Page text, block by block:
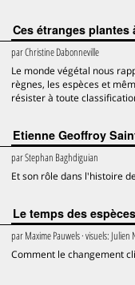
Ces étranges
parChristine Dabonneville
Le monde végétal nous
règnes, les espèces et
résister à toute
Etienne Geoffroy
parStephan Baghdiguian
Et son rôle dans l'histoire
Le temps des espèces
parMaxime Pauwels· visuels: Julien
Comment le changement